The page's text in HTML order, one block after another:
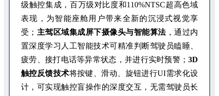
级触控集成，百万级对比度和110%NTSC超高色域
表现，为智能座舱用户带来全新的沉浸式视觉享
受； 主驾区域集成屏下摄像头与智能算法，通过内
置深度学习人工智能技术可精准判断驾驶员瞌睡、
疲劳、接打电话等异常状态，并进行实时预警； 3D
触控反馈技术将按键、滑动、旋钮进行UI需求化设
计，可实现触控盲操作的深度交互，无需驾驶员长